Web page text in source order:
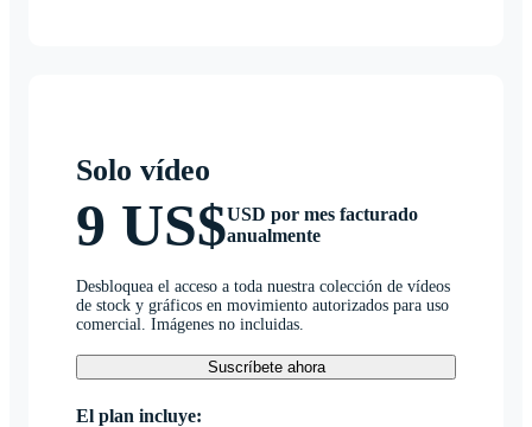
Solo vídeo
9 US$USD por mes facturado
anualmente
Desbloquea el acceso a toda nuestra colección de vídeos
de stock y gráficos en movimiento autorizados para uso
comercial. Imágenes no incluidas.
Suscríbete ahora
El plan incluye: